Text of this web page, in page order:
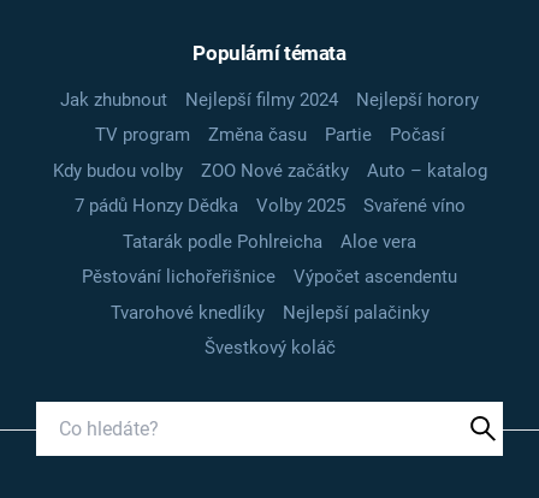
Populární témata
Jak zhubnout Nejlepší filmy 2024
Nejlepší horory
TV program
Změna času Partie
Počasí
Kdy budou volby
ZOO Nové začátky
Auto – katalog
7 pádů Honzy Dědka
Volby 2025
Svařené víno
Tatarák podle Pohlreicha
Aloe vera
Pěstování lichořeřišnice
Výpočet ascendentu
Tvarohové knedlíky
Nejlepší palačinky
Švestkový koláč